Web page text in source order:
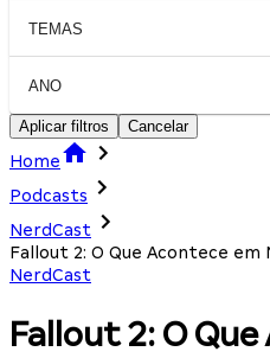
TEMAS
ANO
Aplicar filtros Cancelar
Home
Podcasts
NerdCast
Fallout 2: O Que Acontece em
NerdCast
Fallout 2: O